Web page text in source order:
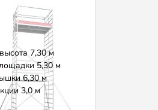
7,30 м
5,30 м
6,30 м
3,0 м